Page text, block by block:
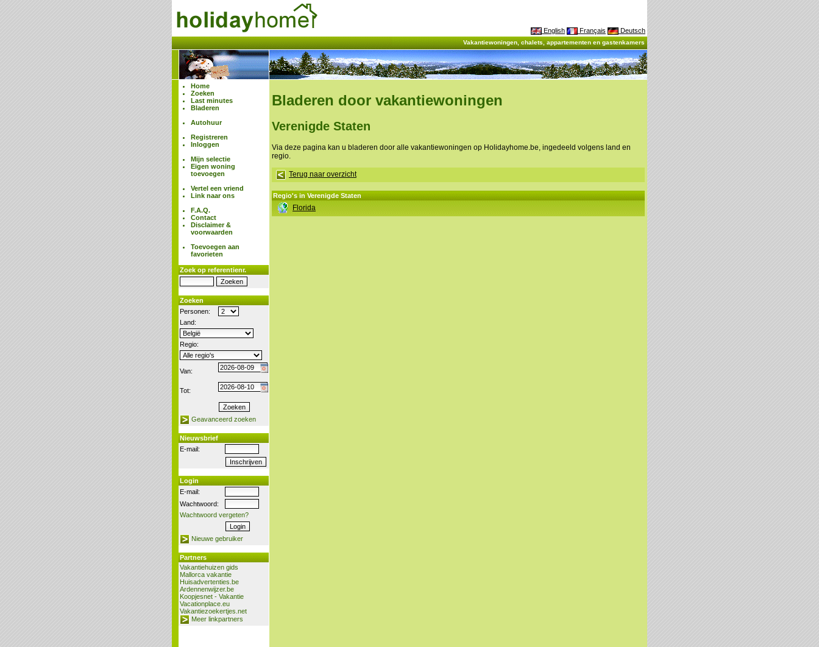
English Français Deutsch
Vakantiewoningen, chalets, appartementen en gastenkamers
Home
Zoeken
Last minutes
Bladeren
Autohuur
Registreren
Inloggen
Mijn selectie
Eigen woning
toevoegen
Vertel een vriend
Link naar ons
F.A.Q.
Contact
Disclaimer &
voorwaarden
Toevoegen aan
favorieten
Zoek op referentienr.
Zoeken
Personen:
Land:
Regio:
Van:
Tot:
Geavanceerd zoeken
Nieuwsbrief
E-mail:
Login
E-mail:
Wachtwoord:
Wachtwoord vergeten?
Nieuwe gebruiker
Partners
Vakantiehuizen gids
Mallorca vakantie
Huisadvertenties.be
Ardennenwijzer.be
Koopjesnet - Vakantie
Vacationplace.eu
Vakantiezoekertjes.net
Meer linkpartners
Bladeren door vakantiewoningen
Verenigde Staten
Via deze pagina kan u bladeren door alle vakantiewoningen op Holidayhome.be, ingedeeld volgens land en
regio.
Terug naar overzicht
Regio's in Verenigde Staten
Florida